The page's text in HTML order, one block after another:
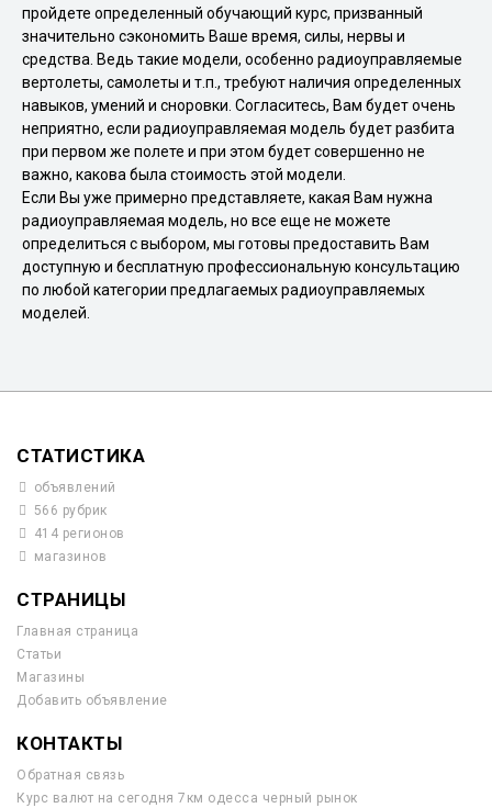
пройдете определенный обучающий курс, призванный
значительно сэкономить Ваше время, силы, нервы и
средства. Ведь такие модели, особенно радиоуправляемые
вертолеты, самолеты и т.п., требуют наличия определенных
навыков, умений и сноровки. Согласитесь, Вам будет очень
неприятно, если радиоуправляемая модель будет разбита
при первом же полете и при этом будет совершенно не
важно, какова была стоимость этой модели.
Если Вы уже примерно представляете, какая Вам нужна
радиоуправляемая модель, но все еще не можете
определиться с выбором, мы готовы предоставить Вам
доступную и бесплатную профессиональную консультацию
по любой категории предлагаемых радиоуправляемых
моделей.
СТАТИСТИКА
объявлений
566 рубрик
414 регионов
магазинов
СТРАНИЦЫ
Главная страница
Статьи
Магазины
Добавить объявление
КОНТАКТЫ
Обратная связь
Курс валют на сегодня 7км одесса черный рынок